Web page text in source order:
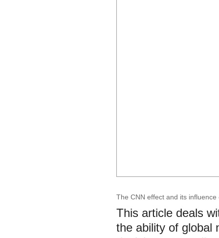
The CNN effect and its
This article deals
the ability of global